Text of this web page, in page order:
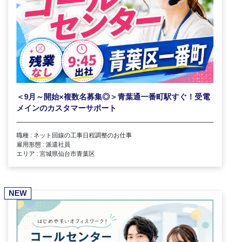
＜9月～開始×複数名募集◎＞青葉通一番町駅すぐ！受電
メインのカスタマーサポート
職種 : ネット回線の工事日程調整のお仕事
雇用形態 : 派遣社員
エリア : 宮城県仙台市青葉区
NEW